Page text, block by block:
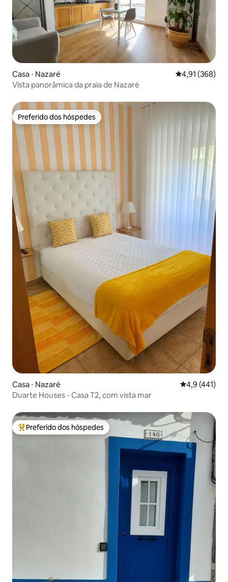
Casa ⋅ Nazaré 4,91 de uma
4,91 (368)
Vista panorâmica da praia de Nazaré
Preferido dos hóspedes
Preferido dos hóspedes
Casa ⋅ Nazaré 4,9 de uma
4,9 (441)
Duarte Houses - Casa T2, com vista mar
Entre os melhores preferidos dos hóspedes
Preferido dos hóspedes